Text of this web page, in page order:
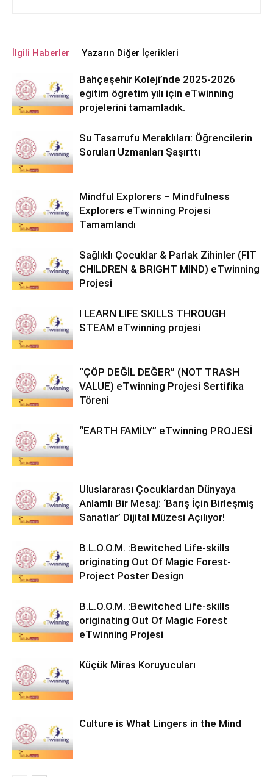
İlgili Haberler Yazarın Diğer İçerikleri
Bahçeşehir Koleji’nde 2025-2026
eğitim öğretim yılı için eTwinning
projelerini tamamladık.
Su Tasarrufu Meraklıları: Öğrencilerin
Soruları Uzmanları Şaşırttı
Mindful Explorers – Mindfulness
Explorers eTwinning Projesi
Tamamlandı
Sağlıklı Çocuklar & Parlak Zihinler (FIT
CHILDREN & BRIGHT MIND) eTwinning
Projesi
I LEARN LIFE SKILLS THROUGH
STEAM eTwinning projesi
“ÇÖP DEĞİL DEĞER” (NOT TRASH
VALUE) eTwinning Projesi Sertifika
Töreni
“EARTH FAMİLY” eTwinning PROJESİ
Uluslararası Çocuklardan Dünyaya
Anlamlı Bir Mesaj: ‘Barış İçin Birleşmiş
Sanatlar’ Dijital Müzesi Açılıyor!
B.L.O.O.M. :Bewitched Life-skills
originating Out Of Magic Forest-
Project Poster Design
B.L.O.O.M. :Bewitched Life-skills
originating Out Of Magic Forest
eTwinning Projesi
Küçük Miras Koruyucuları
Culture is What Lingers in the Mind